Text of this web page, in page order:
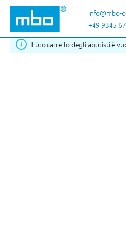
Passa al contenuto principaleinfo@mbo-
+49 9345
Il tuo carrello degli acquisti è